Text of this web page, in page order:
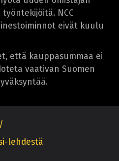
NCC
eivät kuulu
että kauppasummaa ei
vaativan Suomen
lehdestä